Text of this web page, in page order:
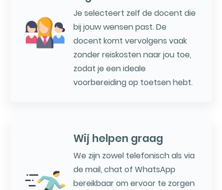
Je selecteert zelf de docent die
bij jouw wensen past. De
docent komt vervolgens vaak
zonder reiskosten naar jou toe,
zodat je een ideale
voorbereiding op toetsen hebt.
Wij helpen graag
We zijn zowel telefonisch als via
de mail, chat of WhatsApp
bereikbaar om ervoor te zorgen